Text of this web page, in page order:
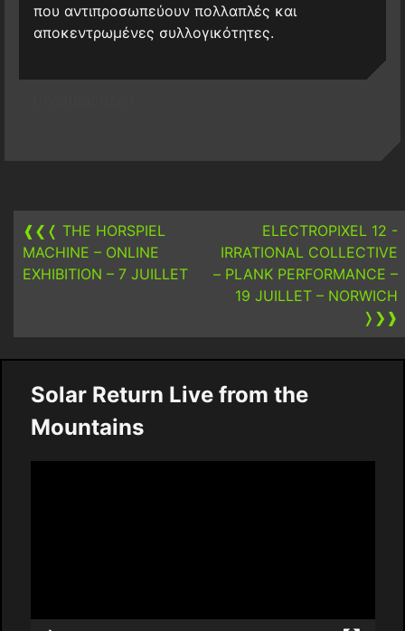
που αντιπροσωπεύουν πολλαπλές και
αποκεντρωμένες συλλογικότητες.
navigation
❰❮❬ THE HORSPIEL
MACHINE – ONLINE
EXHIBITION – 7 JUILLET
ELECTROPIXEL 12 -
IRRATIONAL COLLECTIVE
– PLANK PERFORMANCE –
19 JUILLET – NORWICH
❭❯❱
Solar Return Live from the
Mountains